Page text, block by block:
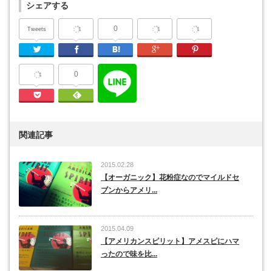
シェアする
Tweets
Twitter Facebook
0
はてなブックマーク
Google Plus
Pocket
0
Feedly
関連記事
2015.02.28
【オーガニック】花粉症なのでマイルドセ
ブンからアメリ...
2015.04.09
【アメリカンスピリット】アメスピにハマ
ったので味を比...